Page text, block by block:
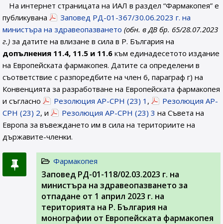
На интернет страницата на ИАЛ в раздел “Фармакопея” е
публикувана
Заповед РД-01-367/30.06.2023 г. на
министъра на здравеопазването (обн. в ДВ бр. 65/28.07.2023
г.) за датите на влизане в сила в Р. България на
допълнения 11.4, 11.5 и 11.6 към единадесетото издание
на Европейската фармакопея. Датите са определени в
съответствие с разпоредбите на член 6, параграф г) на
Конвенцията за разработване на Европейската фармакопея
и съгласно
Резолюция AP-CPH (23) 1 ,
Резолюция AP-
CPH (23) 2, и Резолюция AP-CPH (23) 3 на Съвета на
Европа за въвеждането им в сила на териториите на
държавите-членки.
Фармакопея
Заповед РД-01-118/02.03.2023 г. на
министъра на здравеопазването за
отпадане от 1 април 2023 г. на
територията на Р. България на
монографии от Европейската фармакопея